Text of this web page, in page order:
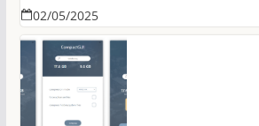
02/05/2025